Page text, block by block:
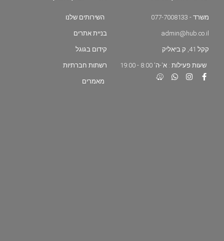
משרד - 077-7008133
admin@hub.co.il
קקל 41, ק.ביאליק
שעות פעילות : א'-ה' 8:00 - 19:00
השירותים שלנו
בניית אתרים
קידום בגוגל
רשתות חברתיות
מאמרים